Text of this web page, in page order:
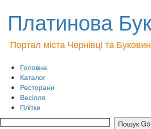
Платинова
Портал міста Чернівці та
Головна
Каталог
Ресторани
Весілля
Плітки